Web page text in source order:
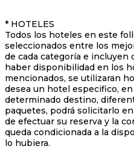
* HOTELES
Todos los hoteles en este
seleccionados entre los
de cada categoría e incluyen
haber disponibilidad en los
mencionados, se utilizaran
desea un hotel especifico,
determinado destino,
paquetes, podrá solicitarlo
de efectuar su reserva y la
queda condicionada a la
lo hubiera.